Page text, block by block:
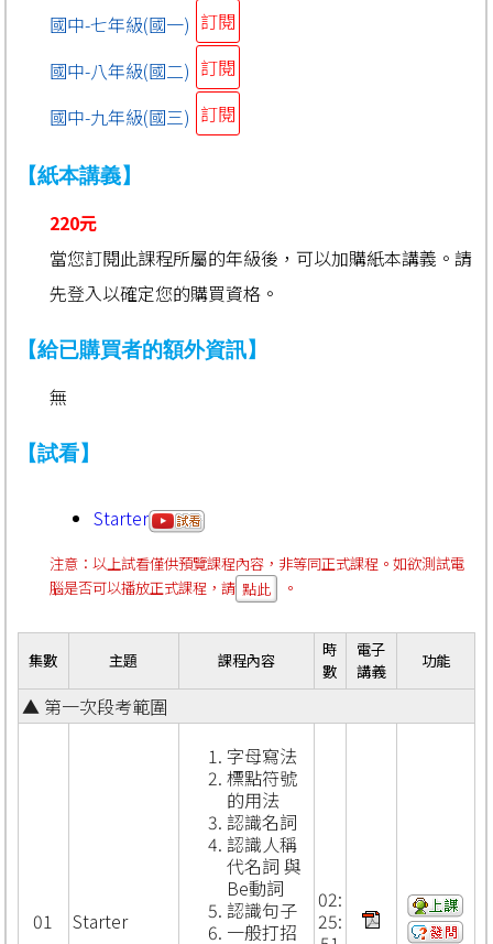
國中-七年級(國一) 訂閱
國中-八年級(國二) 訂閱
國中-九年級(國三) 訂閱
【紙本講義】
220元
當您訂閱此課程所屬的年級後，可以加購紙本講義。請
先登入以確定您的購買資格。
【給已購買者的額外資訊】
無
【試看】
Starter
注意：以上試看僅供預覽課程內容，非等同正式課程。如欲測試電
腦是否可以播放正式課程，請 點此 。
集數 主題 課程內容
時
數
電子
講義
功能
▲ 第一次段考範圍
01 Starter
字母寫法
標點符號
的用法
認識名詞
認識人稱
代名詞 與
Be動詞
認識句子
一般打招
02:
25: